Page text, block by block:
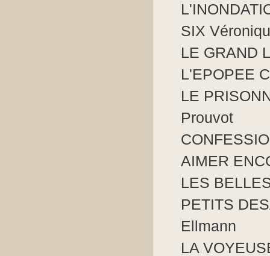
SIX
LE GRAND
L'EPOPEE
LE
Prouvot
AIMER
LES
PETITS
Ellmann
LA